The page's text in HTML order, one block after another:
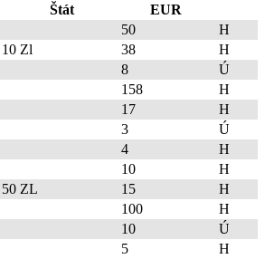
Štát
EUR
50
H
10 Zl 38
H
8
Ú
158
H
17
H
3
Ú
4
H
10
H
50 ZL 15
H
100
H
10
Ú
5
H